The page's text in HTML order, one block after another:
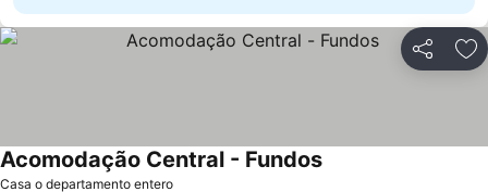
Compartir
Casa o departamento entero
Acomodação Central - Fundos